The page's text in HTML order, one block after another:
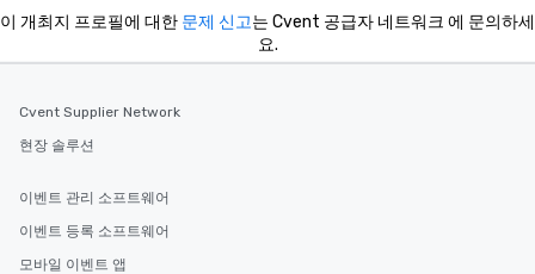
이 개최지 프로필에 대한 문제 신고는 Cvent 공급자 네트워크 에 문의하세
요.
Cvent Supplier Network
현장 솔루션
이벤트 관리 소프트웨어
이벤트 등록 소프트웨어
모바일 이벤트 앱